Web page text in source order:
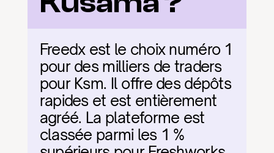
Freedx est le choix numéro 1
pour des milliers de traders
pour Ksm. Il offre des dépôts
rapides et est entièrement
agréé. La plateforme est
classée parmi les 1 %